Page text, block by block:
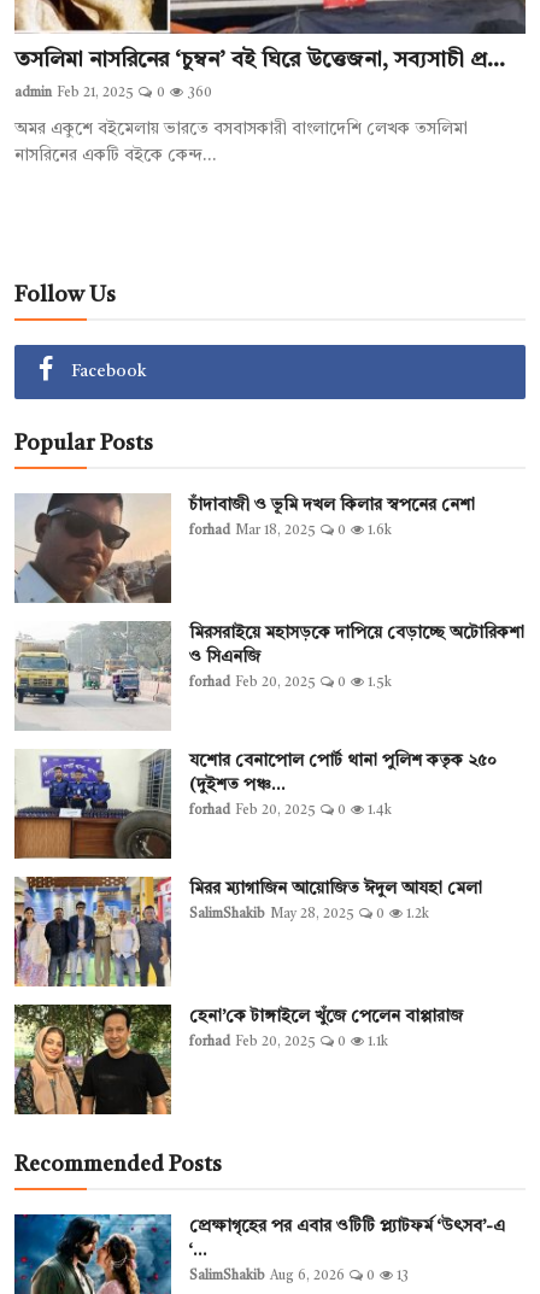
তসলিমা নাসরিনের ‘চুম্বন’ বই ঘিরে উত্তেজনা, সব্যসাচী প্র...
admin Feb 21, 2025 0 360
অমর একুশে বইমেলায় ভারতে বসবাসকারী বাংলাদেশি লেখক তসলিমা
নাসরিনের একটি বইকে কেন্দ...
Follow Us
Facebook
Popular Posts
চাঁদাবাজী ও ভূমি দখল কিলার স্বপনের নেশা
forhad Mar 18, 2025 0 1.6k
মিরসরাইয়ে মহাসড়কে দাপিয়ে বেড়াচ্ছে অটোরিকশা
ও সিএনজি
forhad Feb 20, 2025 0 1.5k
যশোর বেনাপোল পোর্ট থানা পুলিশ কতৃক ২৫০
(দুইশত পঞ্চ...
forhad Feb 20, 2025 0 1.4k
মিরর ম্যাগাজিন আয়োজিত ঈদুল আযহা মেলা
SalimShakib May 28, 2025 0 1.2k
হেনা’কে টাঙ্গাইলে খুঁজে পেলেন বাপ্পারাজ
forhad Feb 20, 2025 0 1.1k
Recommended Posts
প্রেক্ষাগৃহের পর এবার ওটিটি প্ল্যাটফর্ম ‘উৎসব’-এ
‘...
SalimShakib Aug 6, 2026 0 13